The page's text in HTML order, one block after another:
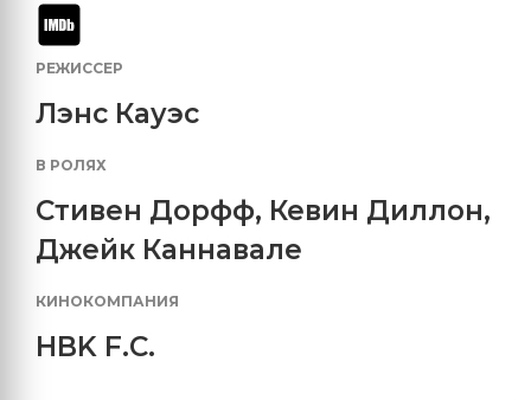
РЕЖИССЕР
Лэнс Кауэс
В РОЛЯХ
Стивен Дорфф, Кевин Диллон,
Джейк Каннавале
КИНОКОМПАНИЯ
HBK F.C.